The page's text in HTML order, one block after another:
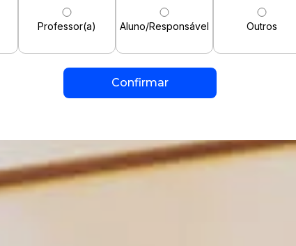
Professor(a) Aluno/Responsável Outros